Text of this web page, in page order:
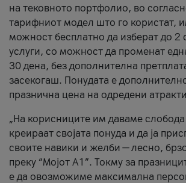
на тековното портфолио, во
тарифниот модел што го користат,
можност бесплатно да изберат до 2
услуги, со можност да променат
30 дена, без дополнителна
засекогаш. Понудата е
празнична цена на одредени
„На корисниците им даваме слобода
креираат својата понуда и да ја
своите навики и желби — лесно,
преку “Мојот А1”. Токму за
е да овозможиме максимална